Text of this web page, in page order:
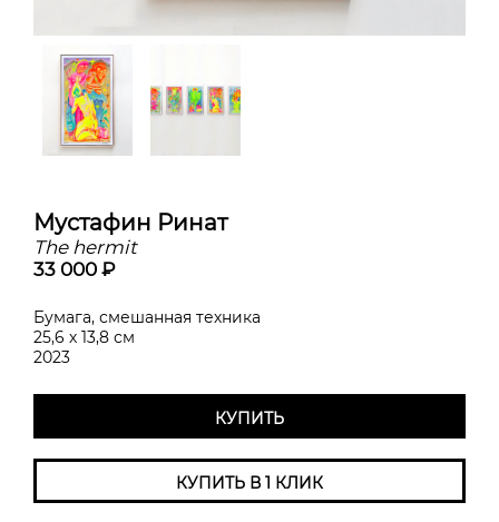
Мустафин Ринат
The hermit
33 000 ₽
Бумага, смешанная техника
25,6 х 13,8 см
2023
КУПИТЬ
КУПИТЬ В 1 КЛИК